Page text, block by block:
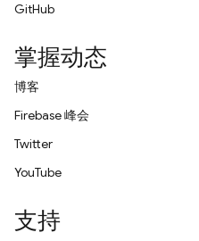
GitHub
掌握动态
博客
Firebase 峰会
Twitter
YouTube
支持